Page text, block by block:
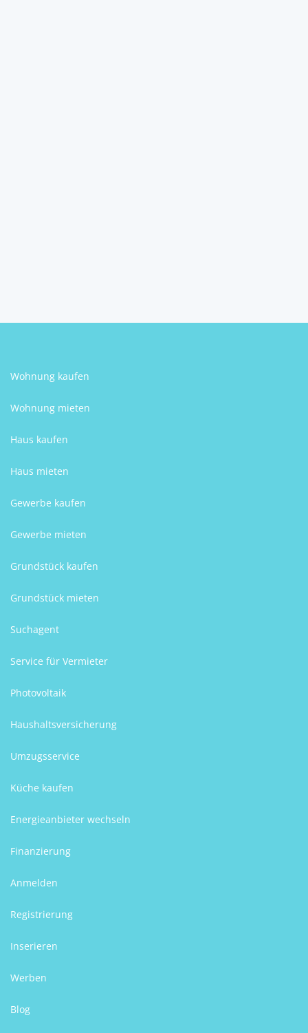
Wohnung kaufen
Wohnung mieten
Haus kaufen
Haus mieten
Gewerbe kaufen
Gewerbe mieten
Grundstück kaufen
Grundstück mieten
Suchagent
Service für Vermieter
Photovoltaik
Haushaltsversicherung
Umzugsservice
Küche kaufen
Energieanbieter wechseln
Finanzierung
Anmelden
Registrierung
Inserieren
Werben
Blog